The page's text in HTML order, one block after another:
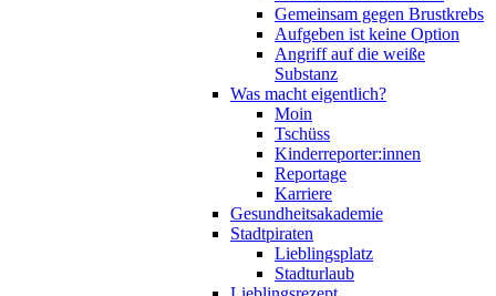
Gemeinsam gegen Brustkrebs
Aufgeben ist keine Option
Angriff auf die weiße
Substanz
Was macht eigentlich?
Moin
Tschüss
Kinderreporter:innen
Reportage
Karriere
Gesundheitsakademie
Stadtpiraten
Lieblingsplatz
Stadturlaub